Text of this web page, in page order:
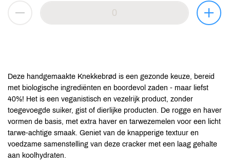
Deze handgemaakte Knekkebrød is een gezonde keuze, bereid
met biologische ingrediënten en boordevol zaden - maar liefst
40%! Het is een veganistisch en vezelrijk product, zonder
toegevoegde suiker, gist of dierlijke producten. De rogge en haver
vormen de basis, met extra haver en tarwezemelen voor een licht
tarwe-achtige smaak. Geniet van de knapperige textuur en
voedzame samenstelling van deze cracker met een laag gehalte
aan koolhydraten.